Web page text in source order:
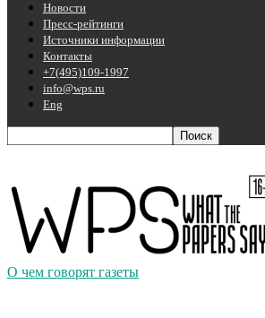
Новости
Пресс-рейтинги
Источники информации
Контакты
+7(495)109-1997
info@wps.ru
Eng
О чем говорят газеты